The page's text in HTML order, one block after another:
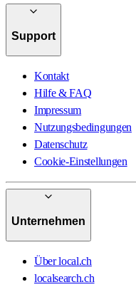
Support
Kontakt
Hilfe & FAQ
Impressum
Nutzungsbedingungen
Datenschutz
Cookie-Einstellungen
Unternehmen
Über local.ch
localsearch.ch